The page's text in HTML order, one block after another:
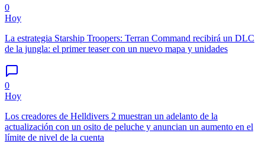
0
Hoy
La estrategia Starship Troopers: Terran Command recibirá un DLC
de la jungla: el primer teaser con un nuevo mapa y unidades
0
Hoy
Los creadores de Helldivers 2 muestran un adelanto de la
actualización con un osito de peluche y anuncian un aumento en el
límite de nivel de la cuenta